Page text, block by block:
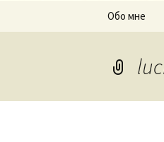
Перейти
Обо мне